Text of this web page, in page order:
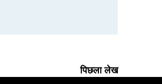
पिछला लेख